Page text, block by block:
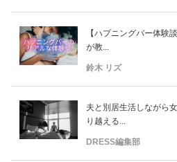
【ハプニングバー体験
が教...
鈴木 リズ
夫と別居生活しながら
り越える...
DRESS編集部